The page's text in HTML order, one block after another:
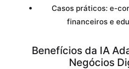
Casos práticos: e-
financeiros e
Benefícios da IA
Negócios